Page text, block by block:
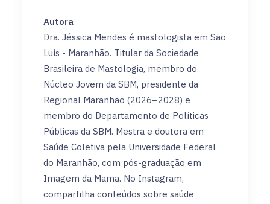
Autora
Dra. Jéssica Mendes é mastologista em São
Luís - Maranhão. Titular da Sociedade
Brasileira de Mastologia, membro do
Núcleo Jovem da SBM, presidente da
Regional Maranhão (2026–2028) e
membro do Departamento de Políticas
Públicas da SBM. Mestra e doutora em
Saúde Coletiva pela Universidade Federal
do Maranhão, com pós-graduação em
Imagem da Mama. No Instagram,
compartilha conteúdos sobre saúde